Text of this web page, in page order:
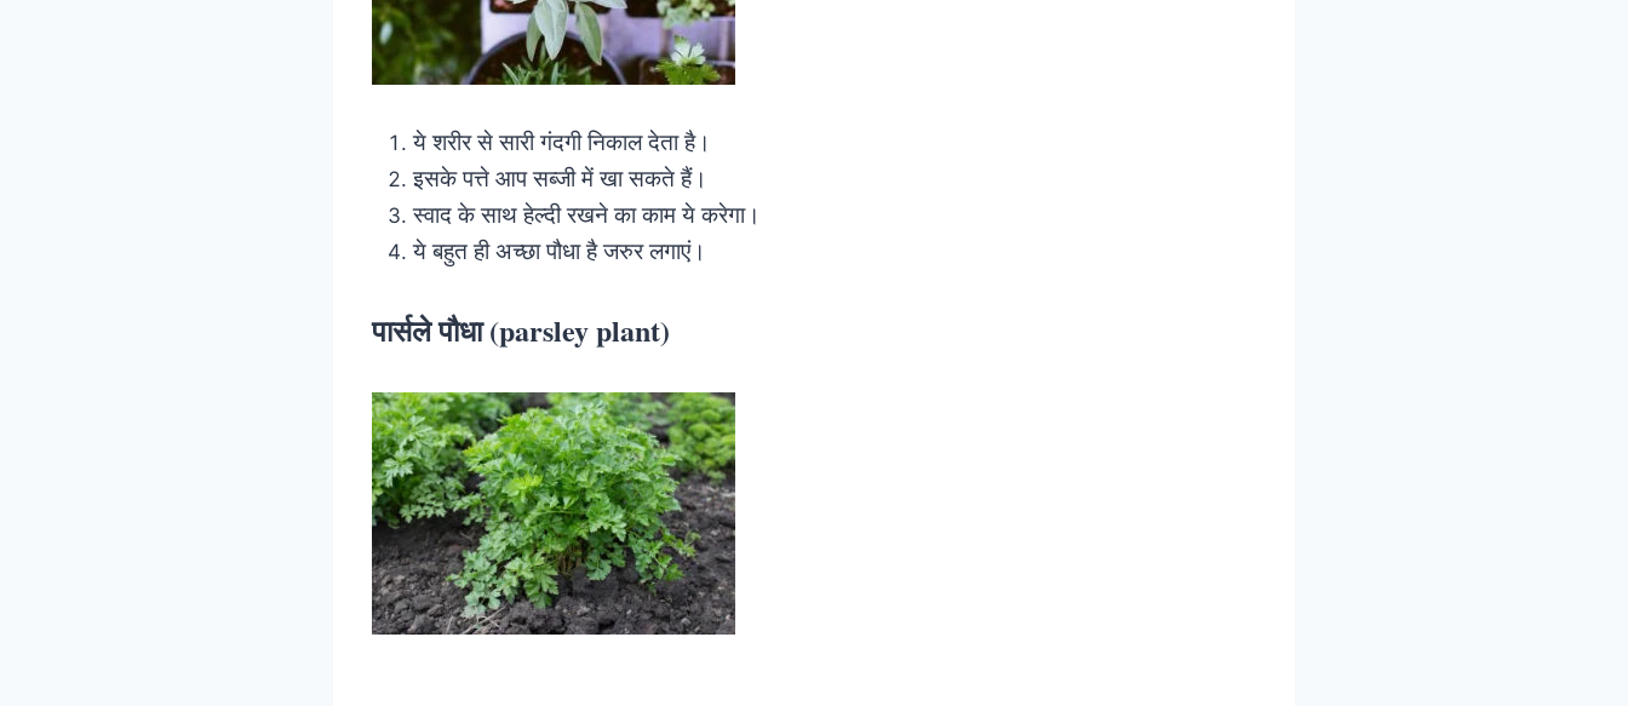
ये शरीर से सारी गंदगी निकाल देता है।
इसके पत्ते आप सब्जी में खा सकते हैं।
स्वाद के साथ हेल्दी रखने का काम ये करेगा।
ये बहुत ही अच्छा पौधा है जरुर लगाएं।
पार्सले पौधा (parsley plant)